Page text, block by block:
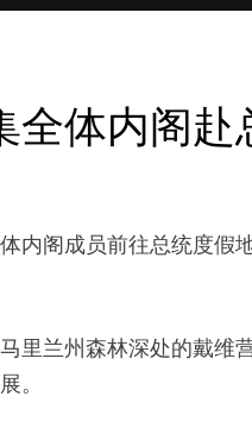
体内阁赴
内阁成员前往总统度
里兰州森林深处的戴
。